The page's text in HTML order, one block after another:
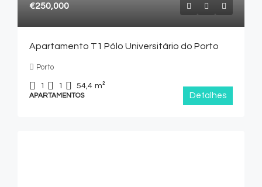
€250,000
Apartamento T1 Pólo Universitário do Porto
Porto
1 1 54,4 m²
APARTAMENTOS Detalhes